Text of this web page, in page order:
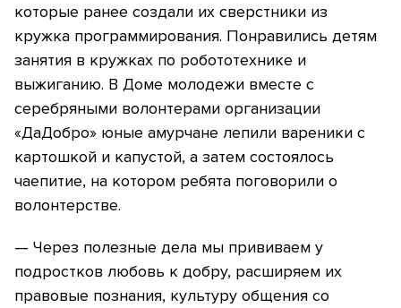
которые ранее создали их сверстники из
кружка программирования. Понравились детям
занятия в кружках по робототехнике и
выжиганию. В Доме молодежи вместе с
серебряными волонтерами организации
«ДаДобро» юные амурчане лепили вареники с
картошкой и капустой, а затем состоялось
чаепитие, на котором ребята поговорили о
волонтерстве.
— Через полезные дела мы прививаем у
подростков любовь к добру, расширяем их
правовые познания, культуру общения со